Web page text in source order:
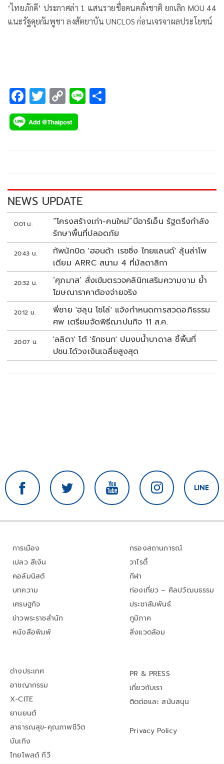
‘ไทยภักดี’ ประกาศล่า 1 แสนรายชื่อคนคลั่งชาติ ยกเลิก MOU 44
แนะรัฐคุยกัมพูชา ลงสัตยาบัน UNCLOS ก่อนเจรจาผลประโยชน์
F
ac
e
k
T
wi
tt
C
o
p
k
Li
NEWS UPDATE
0:01 น.
“โครงสร้างเก่า-คนใหม่”บีอาร์เอ็น รัฐตรึงกำลัง
รักษาพื้นที่ปลอดภัย
20:43 น.
ทัพนักบิด 'ฮอนด้า เรซซิ่ง ไทยแลนด์' ลุ้นล่าโพ
เดียม ARRC สนาม 4 ที่มัลดาลิกา
20:32 น.
‘ศุภมาส’ สั่งเข้มตรวจคลินิกเสริมความงาม ย้ำ
โฆษณาราคาต้องจ่ายจริง
20:12 น.
พี่ชาย 'ฮลุน โซโล่' แจ้งกำหนดการสวดอภิธรรม
ศพ เตรียมจัดพิธีฌาปนกิจ 11 ส.ค.
20:07 น.
'ลลิดา' โต้ 'รักชนก' ปมงบน้ำบาดาล ชี้พื้นที่
ปชน.ได้วงเงินเฉลี่ยสูงสุด
การเมือง
เปลว สีเงิน
คอลัมนิสต์
บทความ
เศรษฐกิจ
ข่าวพระราชสำนัก
หนังสือพิมพ์
กรองสถานการณ์
วาไรตี้
กีฬา
ท่องเที่ยว – ศิลปวัฒนธรรม
ประชาสัมพันธ์
ภูมิภาค
สิ่งแวดล้อม
ต่างประเทศ
อาชญากรรม
X-CITE
ยานยนต์
สาธารณสุข-คุณภาพชีวิต
บันเทิง
ไทยโพสต์ ทีวี
PR & PRESS
เกี่ยวกับเรา
ติดต่อและ สนับสนุน
Privacy Policy